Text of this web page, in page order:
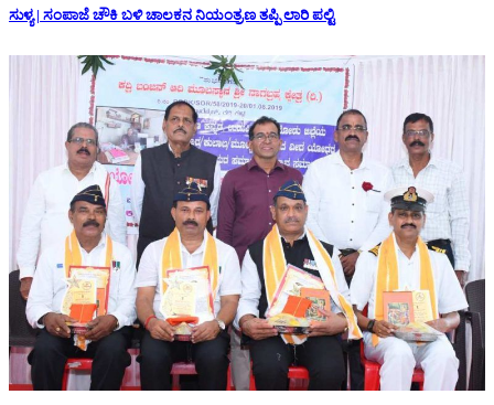
ಸುಳ್ಯ | ಸಂಪಾಜೆ ಚೌಕಿ ಬಳಿ ಚಾಲಕನ ನಿಯಂತ್ರಣ ತಪ್ಪಿ ಲಾರಿ ಪಲ್ಟಿ